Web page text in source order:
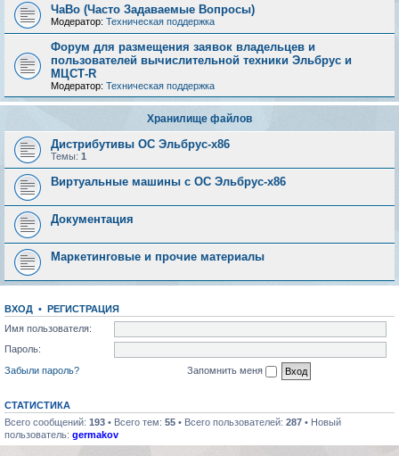
ЧаВо (Часто Задаваемые Вопросы)
Модератор: Техническая поддержка
Форум для размещения заявок владельцев и
пользователей вычислительной техники Эльбрус и
МЦСТ-R
Модератор: Техническая поддержка
Хранилище файлов
Дистрибутивы ОС Эльбрус-x86
Темы: 1
Виртуальные машины с ОС Эльбрус-x86
Документация
Маркетинговые и прочие материалы
ВХОД • РЕГИСТРАЦИЯ
Имя пользователя:
Пароль:
Забыли пароль?
Запомнить меня
СТАТИСТИКА
Всего сообщений: 193 • Всего тем: 55 • Всего пользователей: 287 • Новый
пользователь: germakov